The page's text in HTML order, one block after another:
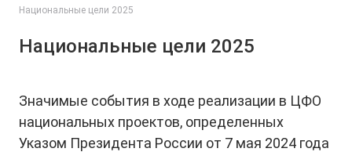
Национальные цели 2025
Национальные цели 2025
Значимые события в ходе реализации в ЦФО
национальных проектов, определенных
Указом Президента России от 7 мая 2024 года